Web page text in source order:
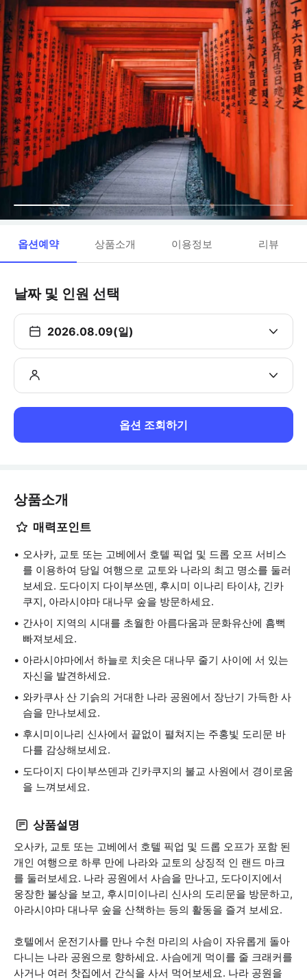
옵션예약 상품소개 이용정보 리뷰
날짜 및 인원 선택
2026.08.09(일)
옵션 조회하기
상품소개
매력포인트
오사카, 교토 또는 고베에서 호텔 픽업 및 드롭 오프 서비스
를 이용하여 당일 여행으로 교토와 나라의 최고 명소를 둘러
보세요. 도다이지 다이부쓰덴, 후시미 이나리 타이샤, 긴카
쿠지, 아라시야마 대나무 숲을 방문하세요.
간사이 지역의 시대를 초월한 아름다움과 문화유산에 흠뻑
빠져보세요.
아라시야마에서 하늘로 치솟은 대나무 줄기 사이에 서 있는
자신을 발견하세요.
와카쿠사 산 기슭의 거대한 나라 공원에서 장난기 가득한 사
슴을 만나보세요.
후시미이나리 신사에서 끝없이 펼쳐지는 주홍빛 도리문 바
다를 감상해보세요.
도다이지 다이부쓰덴과 긴카쿠지의 불교 사원에서 경이로움
을 느껴보세요.
상품설명
오사카, 교토 또는 고베에서 호텔 픽업 및 드롭 오프가 포함 된
개인 여행으로 하루 만에 나라와 교토의 상징적 인 랜드 마크
를 둘러보세요. 나라 공원에서 사슴을 만나고, 도다이지에서
웅장한 불상을 보고, 후시미이나리 신사의 도리문을 방문하고,
아라시야마 대나무 숲을 산책하는 등의 활동을 즐겨 보세요.
호텔에서 운전기사를 만나 수천 마리의 사슴이 자유롭게 돌아
다니는 나라 공원으로 향하세요. 사슴에게 먹이를 줄 크래커를
사거나 여러 찻집에서 간식을 사서 먹어보세요. 나라 공원을